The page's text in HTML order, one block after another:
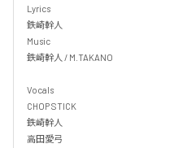
Lyrics
鉄崎幹人
Music
鉄崎幹人 / M.TAKANO
Vocals
CHOP STICK
鉄崎幹人
高田愛弓